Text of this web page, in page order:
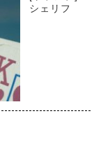
シェリフ